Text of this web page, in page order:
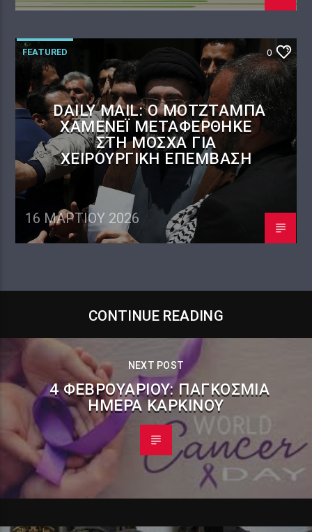
FEATURED 0
DAILY MAIL: Ο ΜΟΤΖΤΆΜΠΑ
ΧΑΜΕΝΕΪ́ ΜΕΤΑΦΈΡΘΗΚΕ
ΣΤΗ ΜΌΣΧΑ ΓΙΑ
ΧΕΙΡΟΥΡΓΙΚΉ ΕΠΈΜΒΑΣΗ
16 ΜΑΡΤΊΟΥ 2026
CONTINUE READING
NEXT POST
4 ΦΕΒΡΟΥΑΡΊΟΥ: ΠΑΓΚΌΣΜΙΑ
ΗΜΈΡΑ ΚΑΡΚΊΝΟΥ